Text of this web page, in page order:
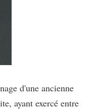
d'une ancienne
ayant exercé entre